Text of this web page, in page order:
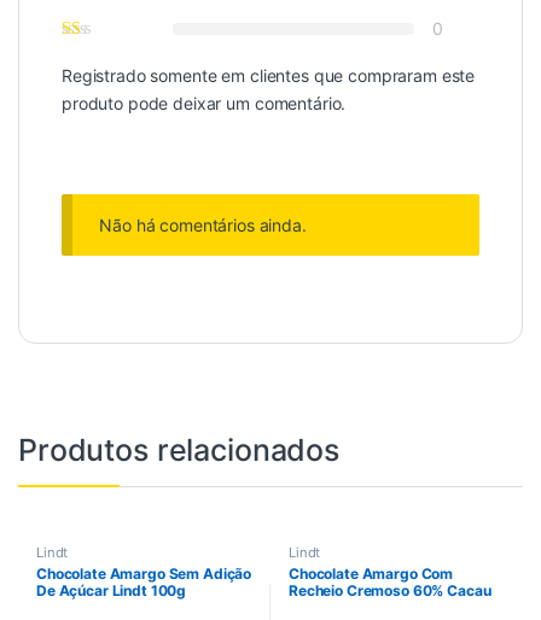
0
Registrado somente em clientes que compraram este
produto pode deixar um comentário.
Não há comentários ainda.
Produtos relacionados
Lindt
Chocolate Amargo Sem Adição
De Açúcar Lindt 100g
Lindt
Chocolate Amargo Com
Recheio Cremoso 60% Cacau